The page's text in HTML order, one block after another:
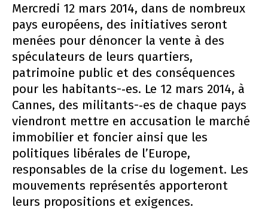
Mercredi 12 mars 2014, dans de nombreux
pays européens, des initiatives seront
menées pour dénoncer la vente à des
spéculateurs de leurs quartiers,
patrimoine public et des conséquences
pour les habitants-­‐es. Le 12 mars 2014, à
Cannes, des militants-­‐es de chaque pays
viendront mettre en accusation le marché
immobilier et foncier ainsi que les
politiques libérales de l’Europe,
responsables de la crise du logement. Les
mouvements représentés apporteront
leurs propositions et exigences.